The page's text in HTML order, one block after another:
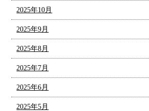
2025年10月
2025年9月
2025年8月
2025年7月
2025年6月
2025年5月